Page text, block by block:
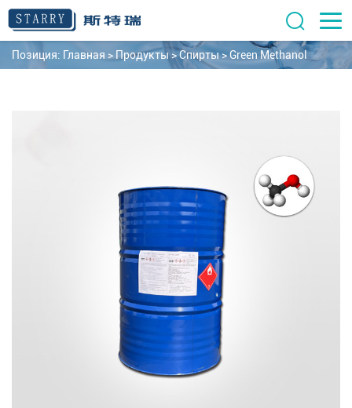
Позиция: Главная > Продукты>Спирты>Green Methanol